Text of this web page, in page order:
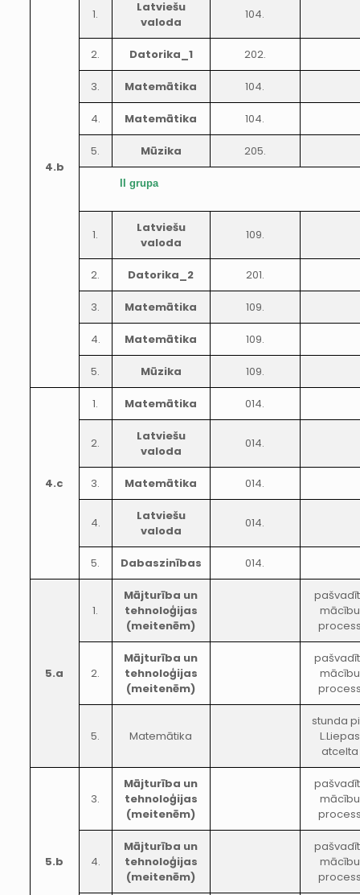
4.b
1.
Latviešu
valoda
104.
2. Datorika_1 202.
3. Matemātika 104.
4. Matemātika 104.
5. Mūzika 205.
II grupa
1.
Latviešu
valoda
109.
2. Datorika_2 201.
3. Matemātika 109.
4. Matemātika 109.
5. Mūzika 109.
4.c
1. Matemātika 014.
2.
Latviešu
valoda
014.
3. Matemātika 014.
4.
Latviešu
valoda
014.
5. Dabaszinības 014.
5.a
1.
Mājturība un
tehnoloģijas
(meitenēm)
mācību
2.
Mājturība un
tehnoloģijas
(meitenēm)
mācību
5. Matemātika
stunda
L.Liepas
atcelta
5.b
3.
Mājturība un
tehnoloģijas
(meitenēm)
mācību
4.
Mājturība un
tehnoloģijas
(meitenēm)
mācību